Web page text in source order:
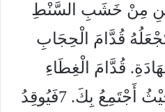
مِنْ خَشَبِ السَّنْطِ
بِذَهَبٍ. 6وَتَجْعَلُهُ قُدَّامَ الْحِجَابِ
قُدَّامَ الْغِطَاءِ
الَّذِي عَلَى الشَّهَادَةِ حَيْثُ أَجْتَمِعُ بِكَ. 7فَيُوقِدُ